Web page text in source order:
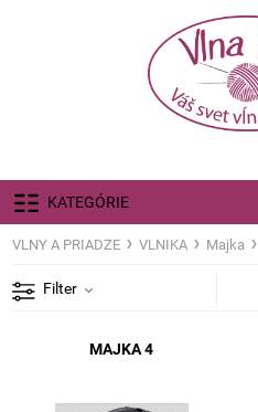
KATEGÓRIE
VLNY A PRIADZE VLNIKA Majka
Filter
MAJKA 4